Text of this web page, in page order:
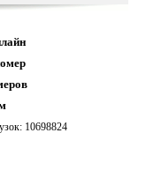
10698824